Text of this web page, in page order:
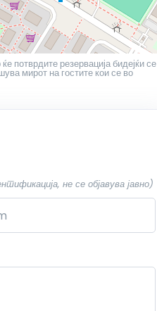
потврдите резервација бидејќи се
мирот на гостите кои се во
не се објавува јавно)